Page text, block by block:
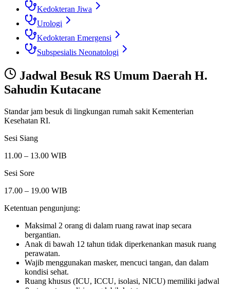
Kedokteran Jiwa
Urologi
Kedokteran Emergensi
Subspesialis Neonatologi
Jadwal Besuk RS Umum Daerah H.
Sahudin Kutacane
Standar jam besuk di lingkungan rumah sakit Kementerian
Kesehatan RI.
Sesi Siang
11.00 – 13.00 WIB
Sesi Sore
17.00 – 19.00 WIB
Ketentuan pengunjung:
Maksimal 2 orang di dalam ruang rawat inap secara
bergantian.
Anak di bawah 12 tahun tidak diperkenankan masuk ruang
perawatan.
Wajib menggunakan masker, mencuci tangan, dan dalam
kondisi sehat.
Ruang khusus (ICU, ICCU, isolasi, NICU) memiliki jadwal